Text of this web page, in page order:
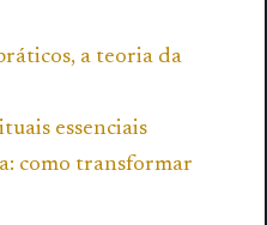
a teoria da
essenciais
como transformar